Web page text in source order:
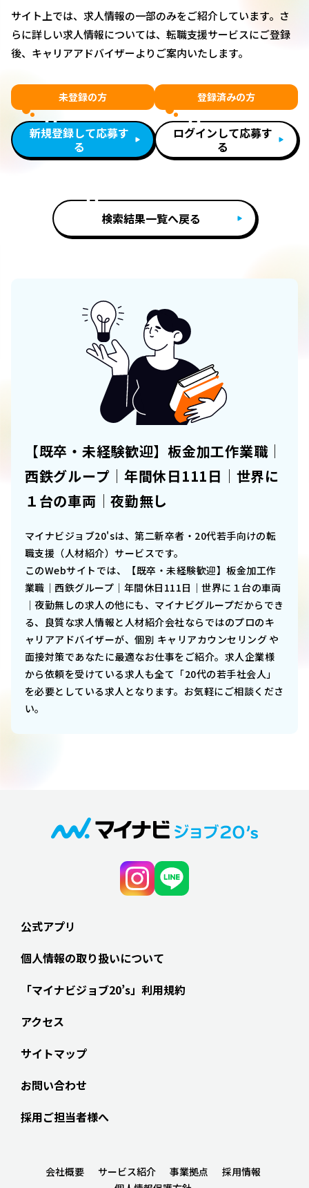
サイト上では、求人情報の一部のみをご紹介しています。さ
らに詳しい求人情報については、転職支援サービスにご登録
後、キャリアアドバイザーよりご案内いたします。
未登録の方
新規登録して応募す
る
登録済みの方
ログインして応募す
る
検索結果一覧へ戻る
【既卒・未経験歓迎】板金加工作業職│
西鉄グループ│年間休日111日│世界に
１台の車両│夜勤無し
マイナビジョブ20'sは、第二新卒者・20代若手向けの転
職支援（人材紹介）サービスです。
このWebサイトでは、
【既卒・未経験歓迎】板金加工作
業職│西鉄グループ│年間休日111日│世界に１台の車両
│夜勤無しの求人の他にも、マイナビグループだからでき
る、良質な求人情報と人材紹介会社ならではのプロのキ
ャリアアドバイザーが、個別 キャリアカウンセリング や
面接対策であなたに最適なお仕事をご紹介。求人企業様
から依頼を受けている求人も全て「20代の若手社会人」
を必要としている求人となります。お気軽にご相談くださ
い。
公式アプリ
個人情報の取り扱いについて
「マイナビジョブ20’s」利用規約
アクセス
サイトマップ
お問い合わせ
採用ご担当者様へ
会社概要 サービス紹介 事業拠点
採用情報